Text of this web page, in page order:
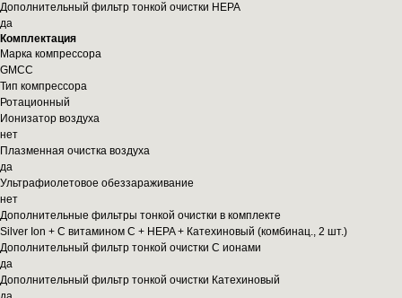
Дополнительный фильтр тонкой очистки HEPA
да
Комплектация
Марка компрессора
GMCC
Тип компрессора
Ротационный
Ионизатор воздуха
нет
Плазменная очистка воздуха
да
Ультрафиолетовое обеззараживание
нет
Дополнительные фильтры тонкой очистки в комплекте
Silver Ion + С витамином С + HEPA + Катехиновый (комбинац., 2 шт.)
Дополнительный фильтр тонкой очистки С ионами
да
Дополнительный фильтр тонкой очистки Катехиновый